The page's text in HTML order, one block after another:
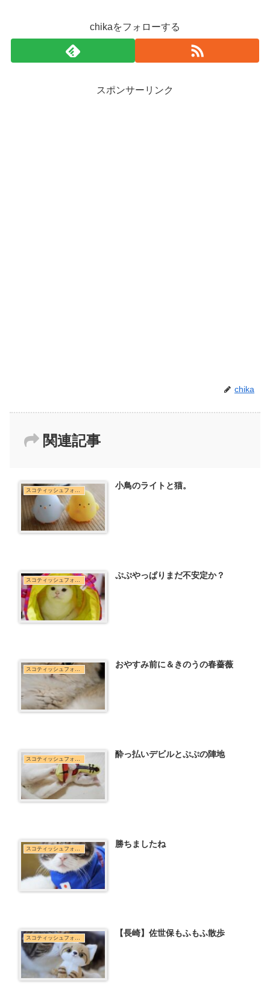
chikaをフォローする
スポンサーリンク
chika
関連記事
スコティッシュフォールド 小鳥のライトと猫。
ぷぷやっぱりまだ不安定か？
スコティッシュフォールド おやすみ前に＆きのうの春薔薇
酔っ払いデビルとぷぷの陣地
勝ちましたね
スコティッシュフォールド 【長崎】佐世保もふもふ散歩